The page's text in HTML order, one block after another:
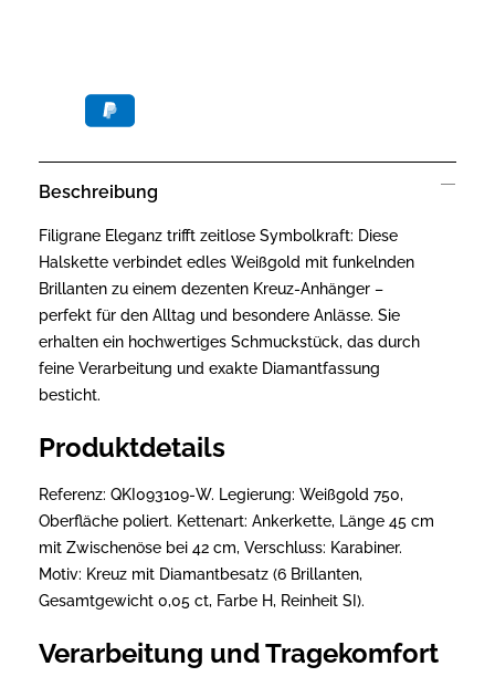
Beschreibung
Filigrane Eleganz trifft zeitlose Symbolkraft: Diese
Halskette verbindet edles Weißgold mit funkelnden
Brillanten zu einem dezenten Kreuz-Anhänger –
perfekt für den Alltag und besondere Anlässe. Sie
erhalten ein hochwertiges Schmuckstück, das durch
feine Verarbeitung und exakte Diamantfassung
besticht.
Produktdetails
Referenz: QKI093109-W. Legierung: Weißgold 750,
Oberfläche poliert. Kettenart: Ankerkette, Länge 45 cm
mit Zwischenöse bei 42 cm, Verschluss: Karabiner.
Motiv: Kreuz mit Diamantbesatz (6 Brillanten,
Gesamtgewicht 0,05 ct, Farbe H, Reinheit SI).
Verarbeitung und Tragekomfort